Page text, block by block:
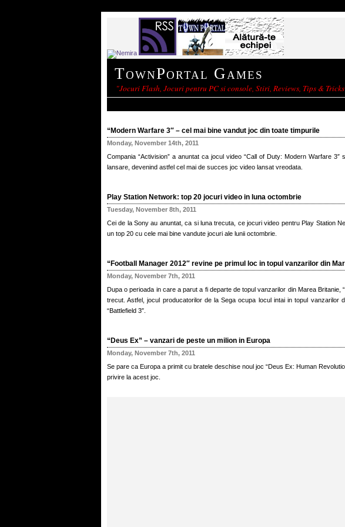
TownPortal Games
"Jocuri Flash, Jocuri pentru PC si console, Stiri, Reviews, Tips &
“Modern Warfare 3″ – cel mai bine vandut joc din toate timpurile
Monday, November 14th, 2011
Compania “Activision” a anuntat ca jocul video “Call of Duty: Modern Warfare
lansare, devenind astfel cel mai de succes joc video lansat vreodata.
Play Station Network: top 20 jocuri video in luna octombrie
Tuesday, November 8th, 2011
Cei de la Sony au anuntat, ca si luna trecuta, ce jocuri video pentru Play Station
un top 20 cu cele mai bine vandute jocuri ale lunii octombrie.
“Football Manager 2012″ revine pe primul loc in topul vanzarilor din
Monday, November 7th, 2011
Dupa o perioada in care a parut a fi departe de topul vanzarilor din Marea
trecut. Astfel, jocul producatorilor de la Sega ocupa locul intai in topul
“Battlefield 3″.
“Deus Ex” – vanzari de peste un milion in Europa
Monday, November 7th, 2011
Se pare ca Europa a primit cu bratele deschise noul joc “Deus Ex: Human
privire la acest joc.